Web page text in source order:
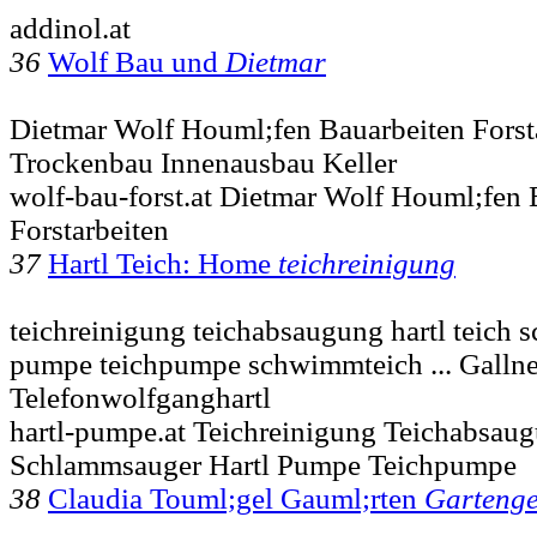
addinol.at
36 Wolf Bau und Dietmar
Dietmar Wolf Houml;fen Bauarbeiten
Trockenbau Innenausbau Keller
wolf-bau-forst.at Dietmar Wolf Houml;fen
Forstarbeiten
37 Hartl Teich: Home teichreinigung
teichreinigung teichabsaugung hartl teich
pumpe teichpumpe schwimmteich ...
Telefonwolfganghartl
hartl-pumpe.at Teichreinigung
Schlammsauger Hartl Pumpe Teichpumpe
38 Claudia Touml;gel Gauml;rten